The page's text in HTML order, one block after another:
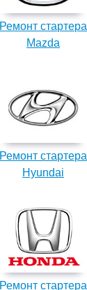
Ремонт стартера
Mazda
Ремонт стартера
Hyundai
Ремонт стартера